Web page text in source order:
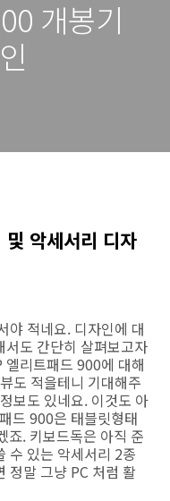
개봉기
악세서리 디자
야 적네요. 디자인에 대
도 간단히 살펴보고자
리트패드 900에 대해
도 적을테니 기대해주
보도 있네요. 이것도 아
드 900은 태블릿형태
죠. 키보드독은 아직 준
수 있는 악세서리 2종
정말 그냥 PC 처럼 활